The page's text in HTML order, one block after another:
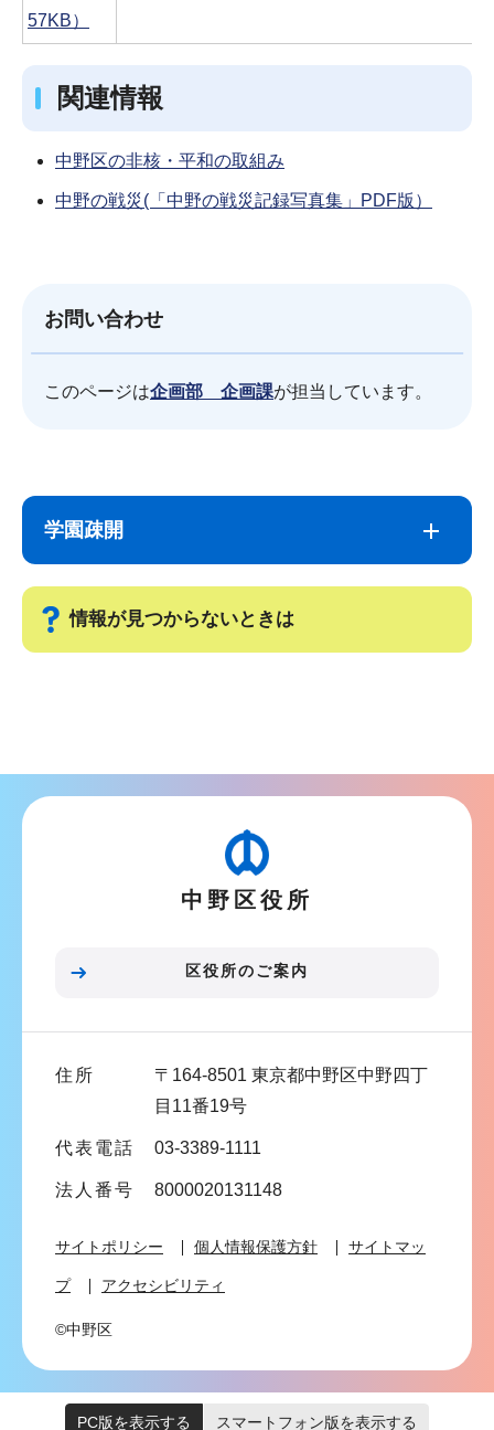
57KB）
関連情報
中野区の非核・平和の取組み
中野の戦災(「中野の戦災記録写真集」PDF版）
お問い合わせ
このページは企画部 企画課が担当しています。
こ
で
学園疎開
情報が見つからないときは
ゲ
ま
中野区役所
区役所のご案内
住所
〒164-8501 東京都中野区中野四丁
目11番19号
代表電話 03-3389-1111
法人番号 8000020131148
サイトポリシー 個人情報保護方針 サイトマッ
プ アクセシビリティ
©中野区
PC版を表示する スマートフォン版を表示する